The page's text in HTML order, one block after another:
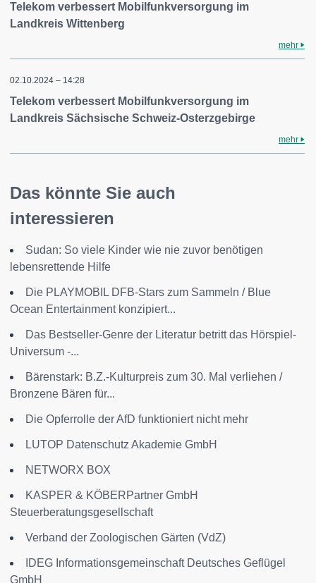
Telekom verbessert Mobilfunkversorgung im
Landkreis Wittenberg
mehr
02.10.2024 – 14:28
Telekom verbessert Mobilfunkversorgung im
Landkreis Sächsische Schweiz-Osterzgebirge
mehr
Das könnte Sie auch
interessieren
Sudan: So viele Kinder wie nie zuvor benötigen
lebensrettende Hilfe
Die PLAYMOBIL DFB-Stars zum Sammeln / Blue
Ocean Entertainment konzipiert...
Das Bestseller-Genre der Literatur betritt das Hörspiel-
Universum -...
Bärenstark: B.Z.-Kulturpreis zum 30. Mal verliehen /
Bronzene Bären für...
Die Opferrolle der AfD funktioniert nicht mehr
LUTOP Datenschutz Akademie GmbH
NETWORX BOX
KASPER & KÖBERPartner GmbH
Steuerberatungsgesellschaft
Verband der Zoologischen Gärten (VdZ)
IDEG Informationsgemeinschaft Deutsches Geflügel
GmbH